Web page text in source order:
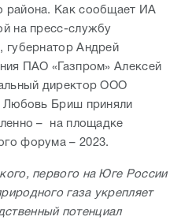
района. Как сообщает ИА
на пресс-службу
губернатор Андрей
ПАО «Газпром» Алексей
директор ООО
Любовь Бриш приняли
– на площадке
форума – 2023.
первого на Юге России
газа укрепляет
потенциал